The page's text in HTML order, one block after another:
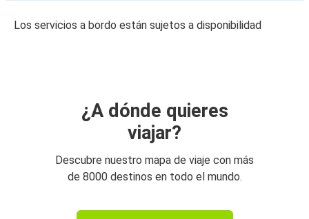
Los servicios a bordo están sujetos a disponibilidad
¿A dónde quieres
viajar?
Descubre nuestro mapa de viaje con más
de 8000 destinos en todo el mundo.